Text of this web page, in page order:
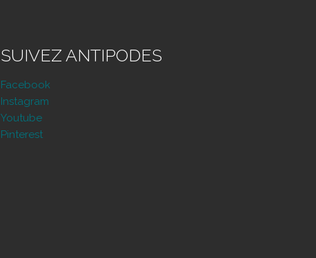
SUIVEZ ANTIPODES
Facebook
Instagram
Youtube
Pinterest